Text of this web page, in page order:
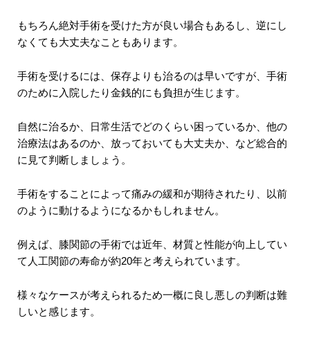
もちろん絶対手術を受けた方が良い場合もあるし、逆にし
なくても大丈夫なこともあります。
手術を受けるには、保存よりも治るのは早いですが、手術
のために入院したり金銭的にも負担が生じます。
自然に治るか、日常生活でどのくらい困っているか、他の
治療法はあるのか、放っておいても大丈夫か、など総合的
に見て判断しましょう。
手術をすることによって痛みの緩和が期待されたり、以前
のように動けるようになるかもしれません。
例えば、膝関節の手術では近年、材質と性能が向上してい
て人工関節の寿命が約20年と考えられています。
様々なケースが考えられるため一概に良し悪しの判断は難
しいと感じます。